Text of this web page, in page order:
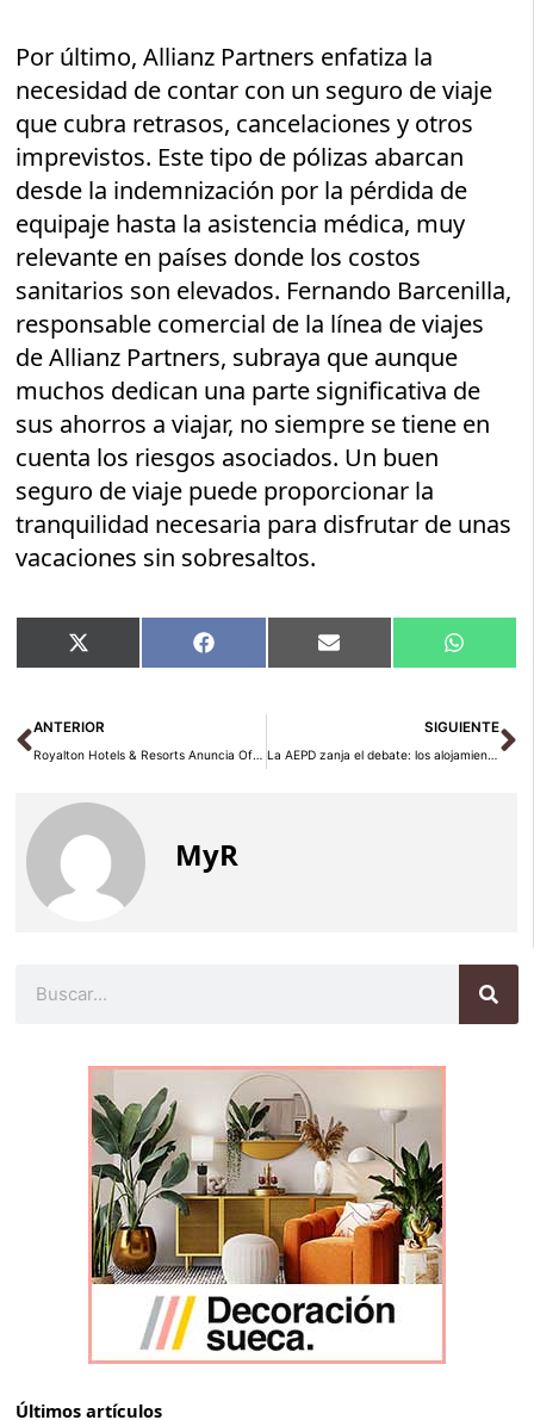
Por último, Allianz Partners enfatiza la
necesidad de contar con un seguro de viaje
que cubra retrasos, cancelaciones y otros
imprevistos. Este tipo de pólizas abarcan
desde la indemnización por la pérdida de
equipaje hasta la asistencia médica, muy
relevante en países donde los costos
sanitarios son elevados. Fernando Barcenilla,
responsable comercial de la línea de viajes
de Allianz Partners, subraya que aunque
muchos dedican una parte significativa de
sus ahorros a viajar, no siempre se tiene en
cuenta los riesgos asociados. Un buen
seguro de viaje puede proporcionar la
tranquilidad necesaria para disfrutar de unas
vacaciones sin sobresaltos.
Compartir
en
X
(Twitter)
Compartir
en
Facebook Compartir
en
Email
en
Ant
ANTERIOR
Royalton Hotels & Resorts Anuncia Ofertas de Black Friday Inigualables
SIGUIENTE
La AEPD zanja el debate: los alojamientos no pueden pedir copias del DNI ni del pasaporte para el registro de viajeros
MyR
Últimos artículos